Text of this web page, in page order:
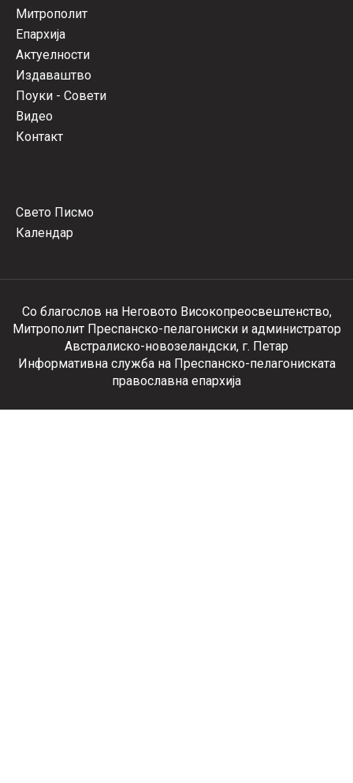
Митрополит
Епархија
Актуелности
Издаваштво
Поуки - Совети
Видео
Контакт
Свето Писмо
Календар
Со благослов на Неговото Високопреосвештенство,
Митрополит Преспанско-пелагониски и администратор
Австралиско-новозеландски, г. Петар
Информативна служба на Преспанско-пелагониската
православна епархија